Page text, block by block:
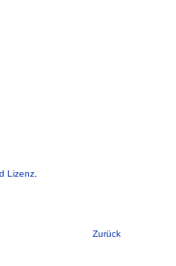
Lizenz
Zurück